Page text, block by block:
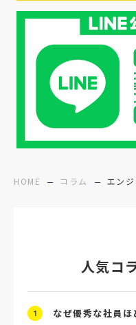
HOME コラム エン
#年間採用 #
#27採用プレ
#面接フィード
#障害者雇用
#医療福祉介護
#スクラム採用 #
#賃上げ
人気コ
1 なぜ優秀な社員